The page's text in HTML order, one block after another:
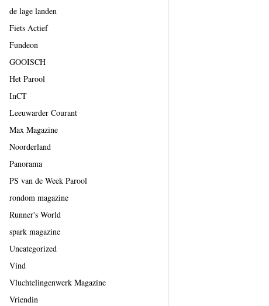
de lage landen
Fiets Actief
Fundeon
GOOISCH
Het Parool
InCT
Leeuwarder Courant
Max Magazine
Noorderland
Panorama
PS van de Week Parool
rondom magazine
Runner's World
spark magazine
Uncategorized
Vind
Vluchtelingenwerk Magazine
Vriendin